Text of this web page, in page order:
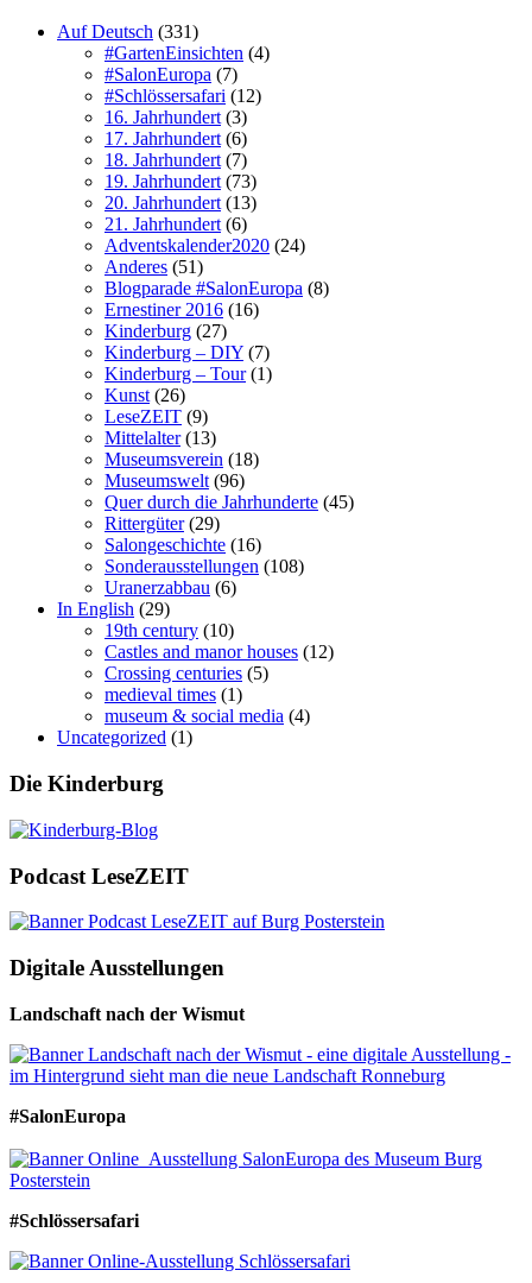
Auf Deutsch (331)
#GartenEinsichten (4)
#SalonEuropa (7)
#Schlössersafari (12)
16. Jahrhundert (3)
17. Jahrhundert (6)
18. Jahrhundert (7)
19. Jahrhundert (73)
20. Jahrhundert (13)
21. Jahrhundert (6)
Adventskalender2020 (24)
Anderes (51)
Blogparade #SalonEuropa (8)
Ernestiner 2016 (16)
Kinderburg (27)
Kinderburg – DIY (7)
Kinderburg – Tour(1)
Kunst (26)
LeseZEIT (9)
Mittelalter(13)
Museumsverein (18)
Museumswelt (96)
Quer durch die Jahrhunderte (45)
Rittergüter(29)
Salongeschichte (16)
Sonderausstellungen (108)
Uranerzabbau (6)
In English (29)
19th century (10)
Castles and manor houses (12)
Crossing centuries (5)
medieval times (1)
museum & social media (4)
Uncategorized (1)
Die Kinderburg
Podcast LeseZEIT
Digitale Ausstellungen
Landschaft nach der Wismut
#SalonEuropa
#Schlössersafari